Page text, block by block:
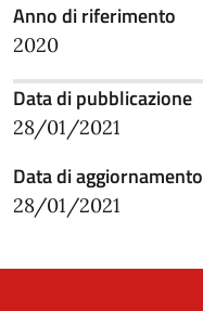
Anno di riferimento
2020
In elaborazione...
Data di pubblicazione
28/01/2021
Data di aggiornamento
28/01/2021